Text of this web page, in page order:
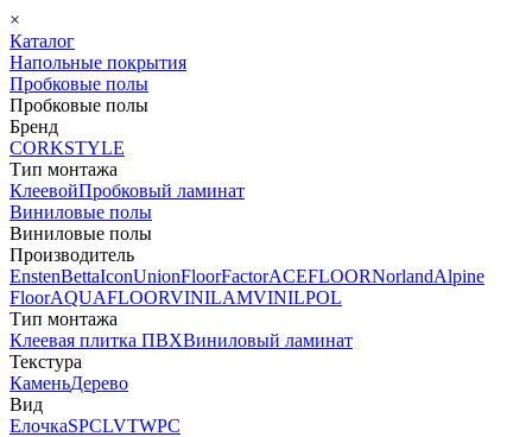
×
Каталог
Напольные покрытия
Пробковые полы
Пробковые полы
Бренд
CORKSTYLE
Тип монтажа
КлеевойПробковый ламинат
Виниловые полы
Виниловые полы
Производитель
EnstenBettaIconUnionFloorFactorACEFLOORNorlandAlpine
FloorAQUAFLOORVINILAMVINILPOL
Тип монтажа
Клеевая плитка ПВХВиниловый ламинат
Текстура
КаменьДерево
Вид
ЕлочкаSPCLVTWPC